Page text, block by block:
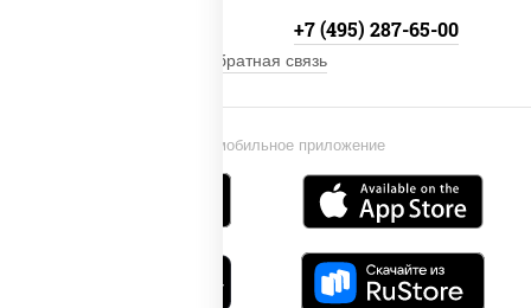
Установи мобильное приложение
+7 (495) 287-65-00
Обратная связь